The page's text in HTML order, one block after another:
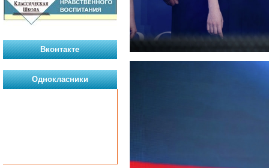
Вконтакте
Однокласники